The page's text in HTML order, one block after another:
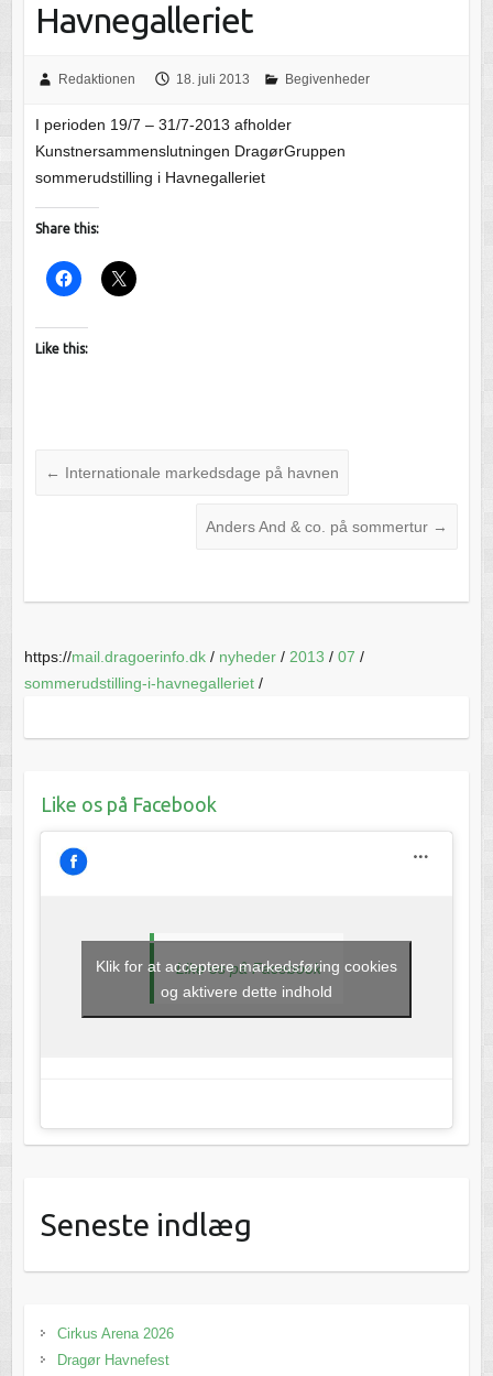
Havnegalleriet
Redaktionen 18. juli 2013 Begivenheder
I perioden 19/7 – 31/7-2013 afholder
Kunstnersammenslutningen DragørGruppen
sommerudstilling i Havnegalleriet
Share this:
Like this:
← Internationale markedsdage på havnen
Anders And & co. på sommertur →
https://mail.dragoerinfo.dk/ nyheder/ 2013 / 07 /
sommerudstilling-i-havnegalleriet/
Like os på Facebook
Like os på Facebook
Klik for at acceptere markedsføring cookies
og aktivere dette indhold
Seneste indlæg
Cirkus Arena 2026
Dragør Havnefest